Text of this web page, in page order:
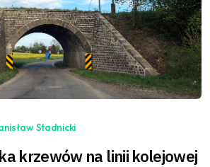
Stadnicki
krzewów na linii kolejowej